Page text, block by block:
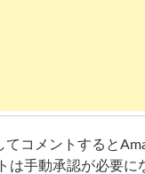
てコメントすると
は手動承認が必要に